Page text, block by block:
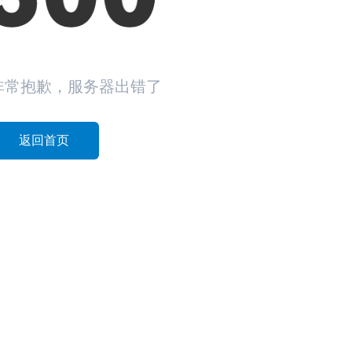
常抱歉，服务器出错了
返回首页